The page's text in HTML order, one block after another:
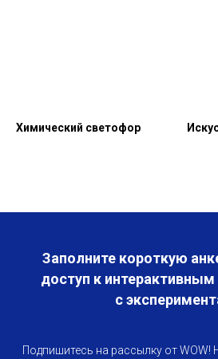
Химический светофор
Заполните короткую
доступ к
с
Подпишитесь на рассылку от WOW!